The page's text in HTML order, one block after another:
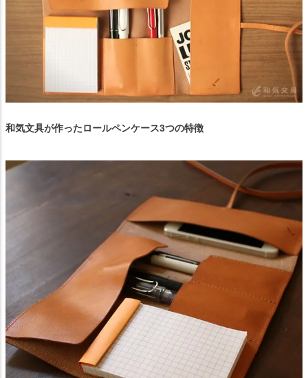
和気文具が作ったロールペンケース3つの特徴